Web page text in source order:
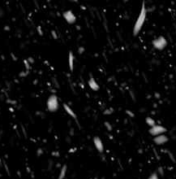
Fotoredigering af smykker